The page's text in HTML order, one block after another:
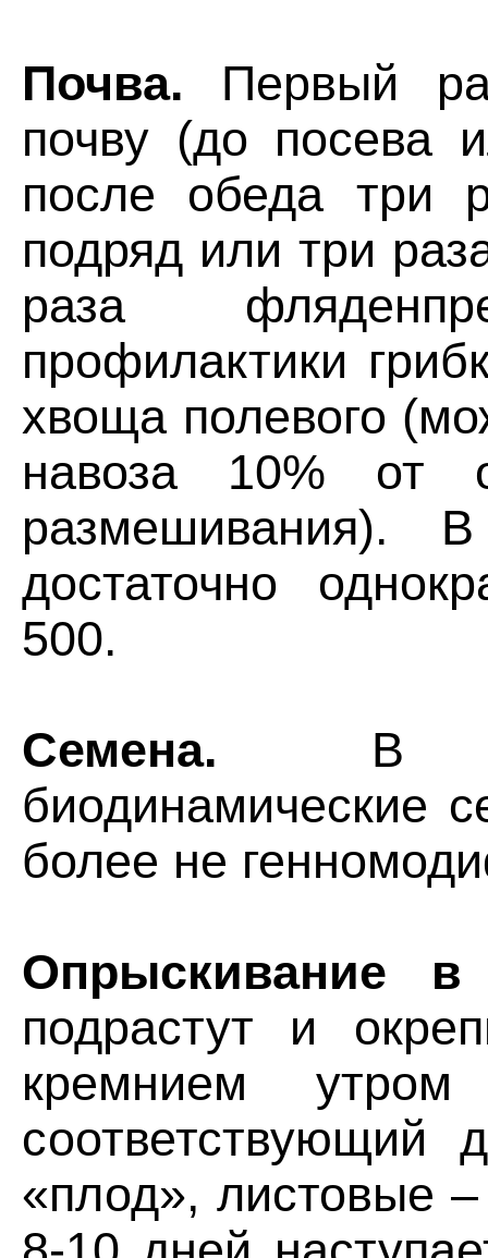
Почва. Первый
почву (до посева
после обеда три
подряд или три
раза
профилактики
хвоща полевого
навоза 10% от
размешивания).
достаточно
500.
Семена. В
биодинамические
более не
Опрыскивание в
подрастут и
кремнием
«плод», листовые